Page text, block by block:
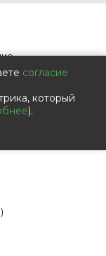
согласие
который
).